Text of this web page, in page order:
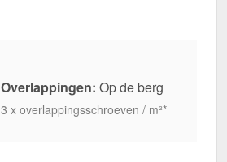
Overlappingen: Op de berg
3 x overlappingsschroeven / m²*